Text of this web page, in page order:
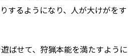
するようになり、人が大けがをす
ばせて、狩猟本能を満たすように